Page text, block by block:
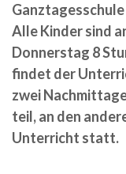
Alle Kinder sind
Donnerstag 8
findet der
zwei
teil, an den
Unterricht statt.